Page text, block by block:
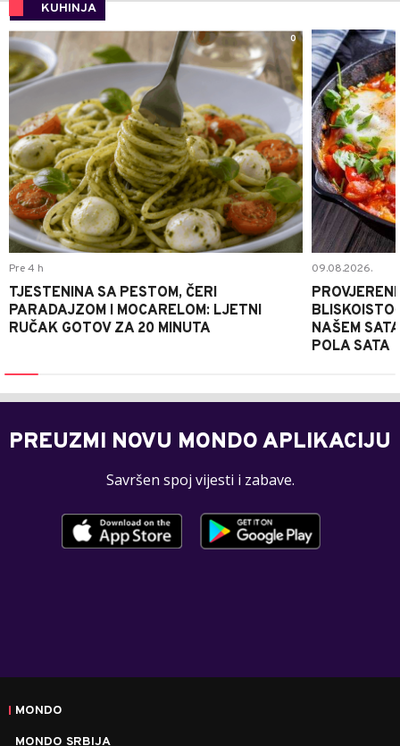
KUHINJA
0
Pre 4 h
TJESTENINA SA PESTOM, ČERI
PARADAJZOM I MOCARELOM: LJETNI
RUČAK GOTOV ZA 20 MINUTA
09.08.2026.
NAŠEM
POLA SATA
PREUZMI NOVU MONDO APLIKACIJU
Savršen spoj vijesti i zabave.
MONDO
MONDO SRBIJA